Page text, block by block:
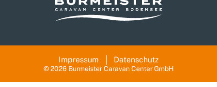
© 2026 Burmeister Caravan Center GmbH
Impressum Datenschutz